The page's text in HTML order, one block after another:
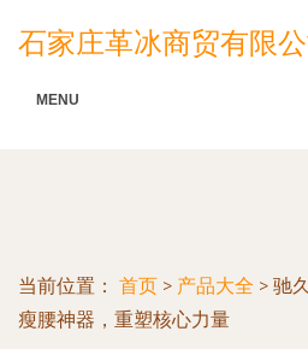
石家庄革冰商贸有限公
MENU
当前位置： 首页 > 产品大全 > 驰
瘦腰神器，重塑核心力量